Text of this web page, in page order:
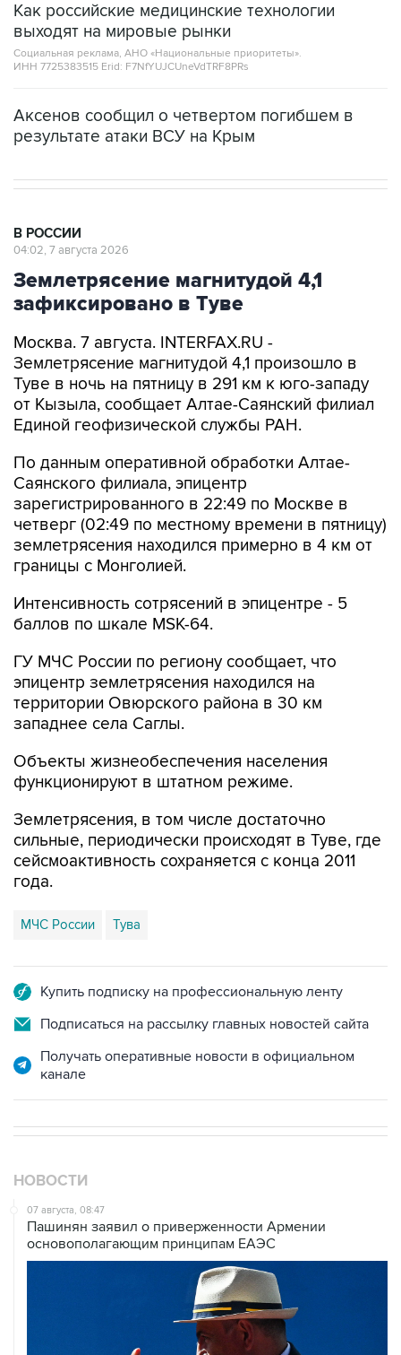
Как российские медицинские технологии
выходят на мировые рынки
Социальная реклама, АНО «Национальные приоритеты».
ИНН 7725383515 Erid: F7NfYUJCUneVdTRF8PRs
Аксенов сообщил о четвертом погибшем в
результате атаки ВСУ на Крым
В РОССИИ
04:02, 7 августа 2026
Землетрясение магнитудой 4,1
зафиксировано в Туве
Москва. 7 августа. INTERFAX.RU -
Землетрясение магнитудой 4,1 произошло в
Туве в ночь на пятницу в 291 км к юго-западу
от Кызыла, сообщает Алтае-Саянский филиал
Единой геофизической службы РАН.
По данным оперативной обработки Алтае-
Саянского филиала, эпицентр
зарегистрированного в 22:49 по Москве в
четверг (02:49 по местному времени в пятницу)
землетрясения находился примерно в 4 км от
границы с Монголией.
Интенсивность сотрясений в эпицентре - 5
баллов по шкале MSK-64.
ГУ МЧС России по региону сообщает, что
эпицентр землетрясения находился на
территории Овюрского района в 30 км
западнее села Саглы.
Объекты жизнеобеспечения населения
функционируют в штатном режиме.
Землетрясения, в том числе достаточно
сильные, периодически происходят в Туве, где
сейсмоактивность сохраняется с конца 2011
года.
МЧС России Тува
Купить подписку на профессиональную ленту
Подписаться на рассылку главных новостей сайта
Получать оперативные новости в официальном
канале
НОВОСТИ
07 августа, 08:47
Пашинян заявил о приверженности Армении
основополагающим принципам ЕАЭС